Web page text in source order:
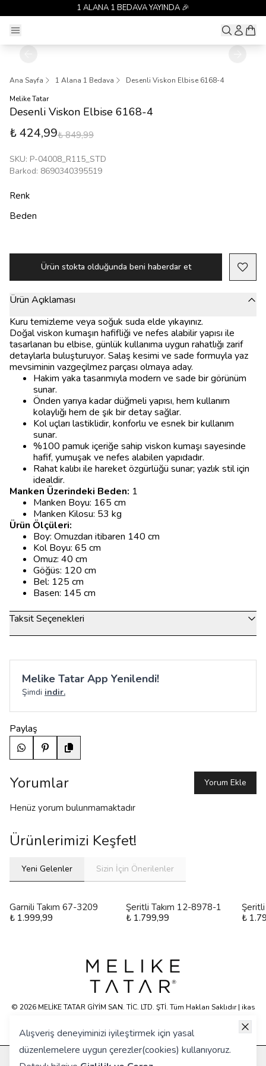
Alışveriş deneyiminizi iyileştirmek için yasal
düzenlemelere uygun çerezler(cookies) kullanıyoruz.
1 ALANA 1 BEDAVA YAYINDA 🎉
Ana Sayfa 1 Alana 1 Bedava
Desenli Viskon Elbise 6168-4
Melike Tatar
Desenli Viskon Elbise 6168-4
₺ 424,99₺ 849,99
SKU: P-04008_R115_STD
Barkod: 8690340395519
Renk
Beden
Ürün stokta olduğunda beni haberdar et
Ürün Açıklaması
Kuru temizleme veya soğuk suda elde yıkayınız.
Doğal viskon kumaşın hafifliği ve nefes alabilir yapısı ile
tasarlanan bu elbise, günlük kullanıma uygun rahatlığı zarif
detaylarla buluşturuyor. Salaş kesimi ve sade formuyla yaz
mevsiminin vazgeçilmez parçası olmaya aday.
Hakim yaka tasarımıyla modern ve sade bir görünüm
sunar.
Önden yarıya kadar düğmeli yapısı, hem kullanım
kolaylığı hem de şık bir detay sağlar.
Kol uçları lastiklidir, konforlu ve esnek bir kullanım
sunar.
%100 pamuk içeriğe sahip viskon kumaşı sayesinde
hafif, yumuşak ve nefes alabilen yapıdadır.
Rahat kalıbı ile hareket özgürlüğü sunar; yazlık stil için
idealdir.
Manken Üzerindeki Beden: 1
Manken Boyu: 165 cm
Manken Kilosu: 53 kg
Ürün Ölçüleri:
Boy: Omuzdan itibaren 140 cm
Kol Boyu: 65 cm
Omuz: 40 cm
Göğüs: 120 cm
Bel: 125 cm
Basen: 145 cm
Taksit Seçenekleri
Melike Tatar App Yenilendi!
Şimdi indir.
Paylaş
Yorumlar Yorum Ekle
Henüz yorum bulunmamaktadır
Ürünlerimizi Keşfet!
Yeni Gelenler Sizin İçin Önerilenler
Garnili Takım 67-3209
₺ 1.999,99
Şeritli Takım 12-8978-1
₺ 1.799,99
₺
KURUMSAL
© 2026 MELİKE TATAR GİYİM SAN. TİC. LTD. ŞTİ. Tüm Hakları Saklıdır | ikas